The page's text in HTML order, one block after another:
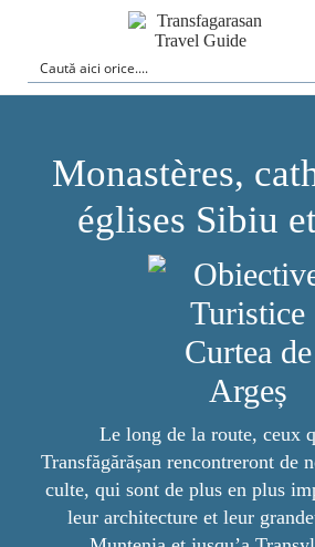
Monastères,
églises Sibiu
Le long de la route, ceux
Transfăgărășan rencontreront de
culte, qui sont de plus en plus
leur architecture et leur